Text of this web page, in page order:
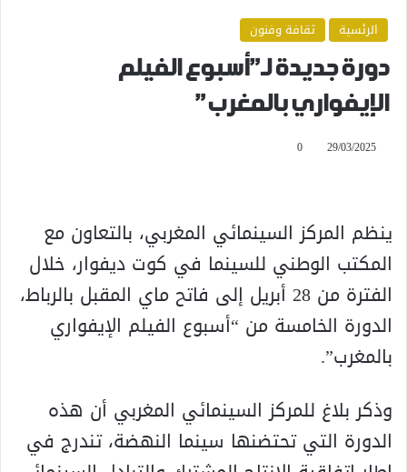
الرئسية
ثقافة وفنون
دورة جديدة لـ”أسبوع الفيلم
الإيفواري بالمغرب”
29/03/2025
0
ينظم المركز السينمائي المغربي، بالتعاون مع
المكتب الوطني للسينما في كوت ديفوار، خلال
الفترة من 28 أبريل إلى فاتح ماي المقبل بالرباط،
الدورة الخامسة من “أسبوع الفيلم الإيفواري
بالمغرب”.
وذكر بلاغ للمركز السينمائي المغربي أن هذه
الدورة التي تحتضنها سينما النهضة، تندرج في